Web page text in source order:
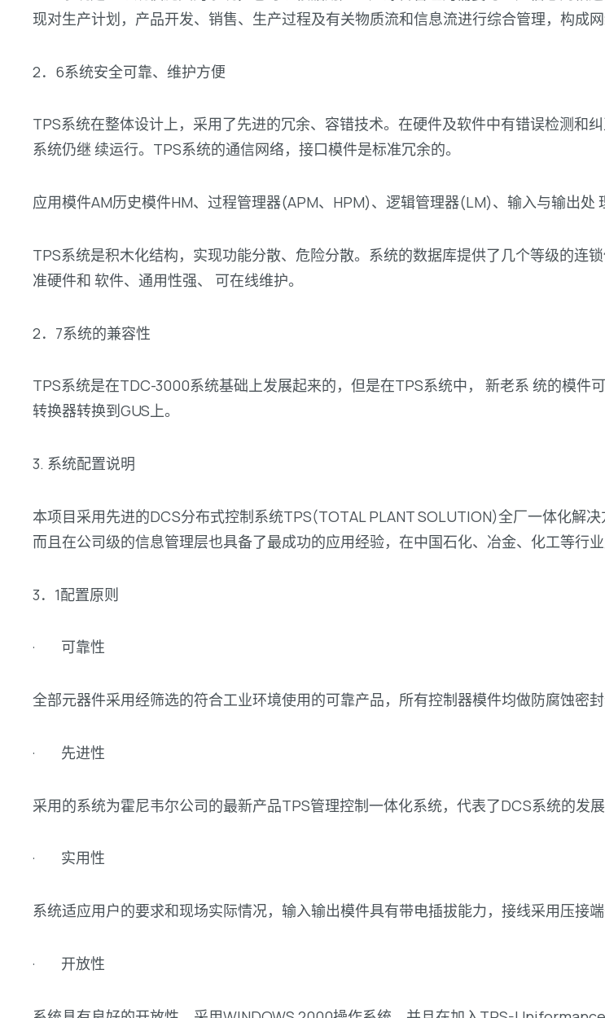
现对生产计划，产品开发、销售、生产过程及有关物质流和信息流进行综合管理，构成
2．6系统安全可靠、维护方便
TPS系统在整体设计上，采用了先进的冗余、容错技术。在硬件及软件中有错误检测和
系统仍继 续运行。TPS系统的通信网络，接口模件是标准冗余的。
应用模件AM历史模件HM、过程管理器(APM、HPM)、逻辑管理器(LM)、输入与输出处
TPS系统是积木化结构，实现功能分散、危险分散。系统的数据库提供了几个等级的连
准硬件和 软件、通用性强、 可在线维护。
2．7系统的兼容性
TPS系统是在TDC-3000系统基础上发展起来的，但是在TPS系统中， 新老系 统的模件
转换器转换到GUS上。
3. 系统配置说明
本项目采用先进的DCS分布式控制系统TPS(TOTAL PLANT SOLUTION)全厂一体化解
而且在公司级的信息管理层也具备了最成功的应用经验，在中国石化、冶金、化工等行业
3．1配置原则
· 可靠性
全部元器件采用经筛选的符合工业环境使用的可靠产品，所有控制器模件均做防腐蚀密
· 先进性
采用的系统为霍尼韦尔公司的最新产品TPS管理控制一体化系统，代表了DCS系统的发展
· 实用性
系统适应用户的要求和现场实际情况，输入输出模件具有带电插拔能力，接线采用压接
· 开放性